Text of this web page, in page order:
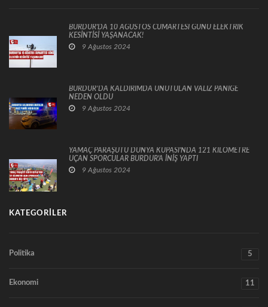
BURDUR'DA 10 AĞUSTOS CUMARTESİ GÜNÜ ELEKTRİK
KESİNTİSİ YAŞANACAK!
9 Ağustos 2024
BURDUR’DA KALDIRIMDA UNUTULAN VALİZ PANİĞE
NEDEN OLDU
9 Ağustos 2024
YAMAÇ PARAŞÜTÜ DÜNYA KUPASI'NDA 121 KİLOMETRE
UÇAN SPORCULAR BURDUR'A İNİŞ YAPTI
9 Ağustos 2024
KATEGORILER
Politika 5
Ekonomi 11